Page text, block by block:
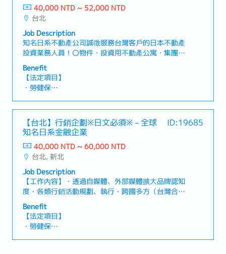
40,000 NTD ~ 52,000 NTD
台北
Job Description
知名日系不動產公司誠徵服務台灣客戶的日本不動產
投資業務人員！〇物件・投資用不動產公寓・集團內
的分譲公寓【工作内容】・說明會企劃與執行・新客
戶開發・維護有購買或出售意願的客戶・與日本窗口
的聯繫與銷售相關事宜【組織】・台灣辦公室：9
位・業務部：6位【魅力】・根據每月業績提供獎金
和固定年終獎金！（固定收入+業績加給）・幾乎沒
Benefit
【法定項目】
・勞健保
假、陪產假、產假、育嬰假）
・退休金
【公司福利】
・年終獎金1.5-3個月（依照業績及個人評價浮動）
・績效獎金（依個人業績而定）
・三節禮金
・餐費補助（包含於月薪）
・交通費（包含於月薪）
【台北】行銷企劃※日文必須※－全球
知名日系金融企業
ID:19685
40,000 NTD ~ 60,000 NTD
台北, 新北
Job Description
【工作內容】・透過自媒體、外部媒體擴大品牌認知
度・各類行銷活動規劃、執行・跨國多方（台灣合作
銀行、日本總部、海外分公司）廣宣協調・新專案及
合作案策畫、執行、進度管理・其他主管交辦事項
【魅力】・大型日系企業的穩定工作
Benefit
【法定項目】
・勞健保